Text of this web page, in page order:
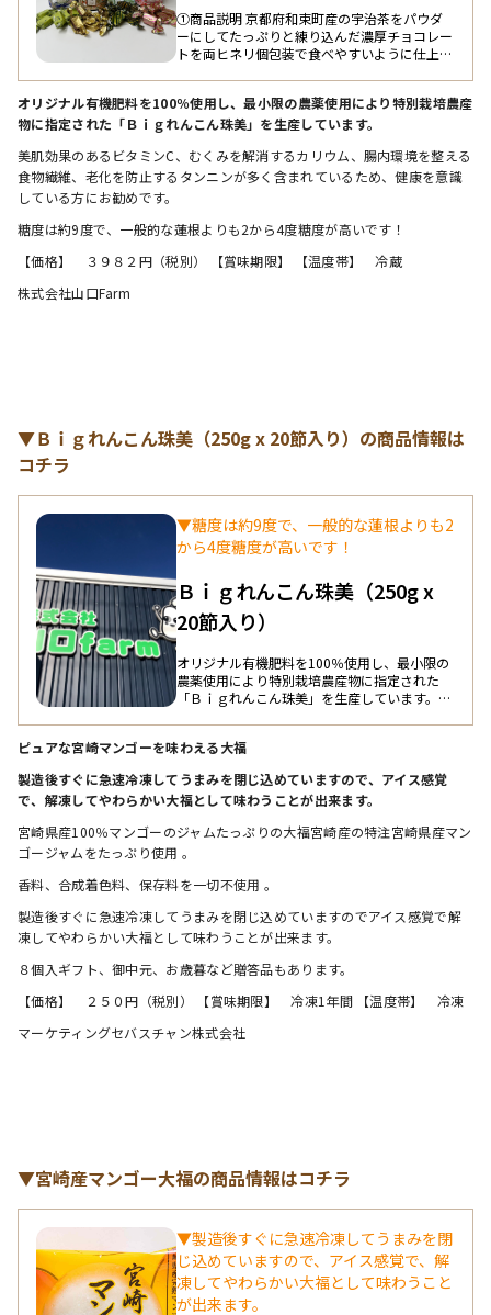
①商品説明 京都府和束町産の宇治茶をパウダ
ーにしてたっぷりと練り込んだ濃厚チョコレー
トを両ヒネリ個包装で食べやすいように仕上げ
～」と、最後までお茶感が味わえる国内製造の
チョコレートです。 ②産地のこだわり 原料に
100％をパウダーにしております。他県産の宇
治茶とブレンドしておりません。 ③原料のこ
りしていて、生産者の顔が見える安心で上質な
す。 ④作り手のこだわり 口当たりの滑らかさ
オリジナル有機肥料を100％使用し、最小限の農薬使用により特別栽培農産
物に指定された「Ｂｉｇれんこん珠美」を生産しています。
美肌効果のあるビタミンC、むくみを解消するカリウム、腸内環境を整える
食物繊維、老化を防止するタンニンが多く含まれているため、健康を意識
している方にお勧めです。
糖度は約9度で、一般的な蓮根よりも2から4度糖度が高いです！
【価格】　３９８２円（税別） 【賞味期限】 【温度帯】　冷蔵
株式会社山口Farm
▼Ｂｉｇれんこん珠美（250g x 20節入り）の商品情報は
コチラ
▼糖度は約9度で、一般的な蓮根よりも2
から4度糖度が高いです！
Ｂｉｇれんこん珠美（250g x
20節入り）
オリジナル有機肥料を100％使用し、最小限の
農薬使用により特別栽培農産物に指定された
「Ｂｉｇれんこん珠美」を生産しています。糖
肌効果のあるビタミンC、むくみを解消するカ
止するタンニンが多く含まれているため、健康
を意識している方にお勧めです。
ピュアな宮崎マンゴーを味わえる大福
製造後すぐに急速冷凍してうまみを閉じ込めていますので、アイス感覚
で、解凍してやわらかい大福として味わうことが出来ます。
宮崎県産100％マンゴーのジャムたっぷりの大福宮崎産の特注宮崎県産マン
ゴージャムをたっぷり使用 。
香料、合成着色料、保存料を一切不使用 。
製造後すぐに急速冷凍してうまみを閉じ込めていますのでアイス感覚で解
凍してやわらかい大福として味わうことが出来ます。
８個入ギフト、御中元、お歳暮など贈答品もあります。
【価格】　２５０円（税別） 【賞味期限】　冷凍1年間 【温度帯】　冷凍
マーケティングセバスチャン株式会社
▼宮崎産マンゴー大福の商品情報はコチラ
▼製造後すぐに急速冷凍してうまみを閉
じ込めていますので、アイス感覚で、解
凍してやわらかい大福として味わうこと
が出来ます。